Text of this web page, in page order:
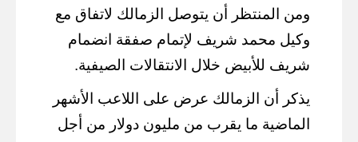
ومن المنتظر أن يتوصل الزمالك لاتفاق مع
وكيل محمد شريف لإتمام صفقة انضمام
شريف للأبيض خلال الانتقالات الصيفية.
يذكر أن الزمالك عرض على اللاعب الأشهر
الماضية ما يقرب من مليون دولار من أجل